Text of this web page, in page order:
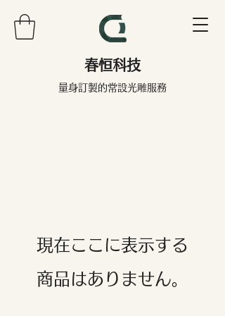
春恒科技
量身訂製的常設光雕服務
現在ここに表示する
商品はありません。